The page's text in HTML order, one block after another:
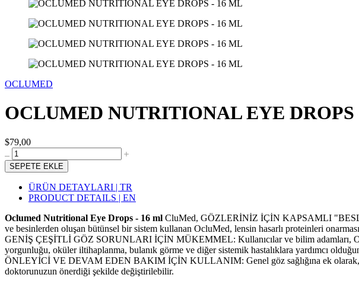
OCLUMED
OCLUMED NUTRITIONAL EYE DROPS
$79,00
SEPETE EKLE
ÜRÜN DETAYLARI | TR
PRODUCT DETAILS | EN
Oclumed Nutritional Eye Drops - 16 ml CluMed, GÖZLERİNİZ İÇİN KAPSAMLI
ve besinlerden oluşan bütünsel bir sistem kullanan OcluMed, lensin hasarlı proteinleri
GENİŞ ÇEŞİTLİ GÖZ SORUNLARI İÇİN MÜKEMMEL: Kullanıcılar ve bilim adamları,
yorgunluğu, oküler iltihaplanma, bulanık görme ve diğer sistemik hastalıklara yardımcı
ÖNLEYİCİ VE DEVAM EDEN BAKIM İÇİN KULLANIM: Genel göz sağlığına ek olarak,
doktorunuzun önerdiği şekilde değiştirilebilir.